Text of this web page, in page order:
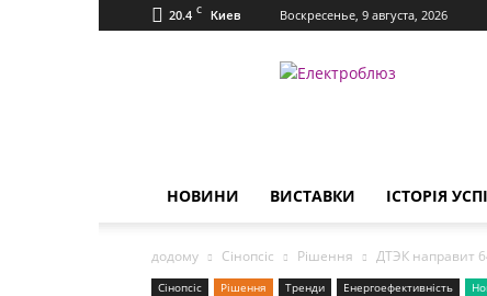
20.4 C Киев Воскресенье, 9 августа, 2026
Електроблюз
НОВИНИ ВИСТАВКИ ІСТОРІЯ
додому Сінопсіс Рішення ДТЭК направит
Сінопсіс Рішення Тренди Енергоефективність